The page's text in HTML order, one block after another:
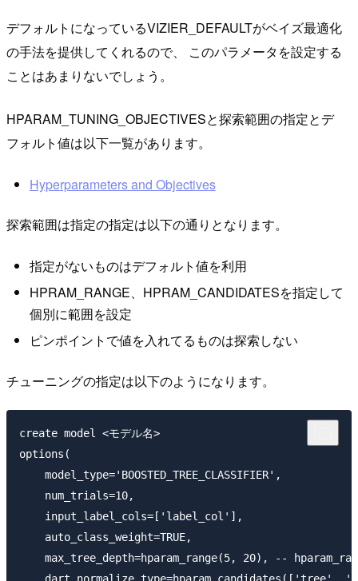
デフォルトになっているVIZIER_DEFAULTがベイズ最適化
の手法を提供してくれるので、 このパラメータを設定する
ことはあまりないでしょう。
HPARAM_TUNING_OBJECTIVESと探索範囲の指定とデ
フォルト値は以下一覧があります。
Hyperparameters and Objectives
探索範囲は指定の指定は以下の通りとなります。
指定がないものはデフォルト値を利用
HPRAM_RANGE、HPRAM_CANDIDATESを指定して
個別に範囲を設定
ピンポイントで値を入れてるものは探索しない
チューニングの指定は以下のようになります。
create model <モデル名>
options(
    model_type='BOOSTED_TREE_CLASSIFIER',
    num_trials=10,
    input_label_cols=['label_col'],
    auto_class_weight=TRUE,
max_tree_depth=hparam_range(5, 20), --
dart_normalize_type=hparam_candidates(['tree',